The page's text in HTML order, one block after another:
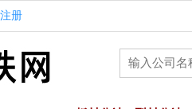
注册